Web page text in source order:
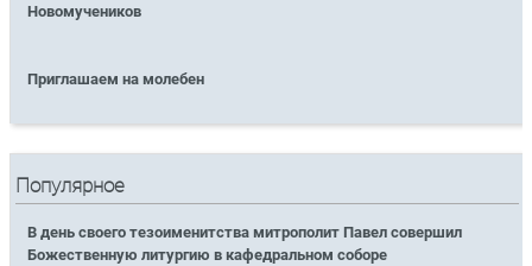
Новомучеников
Приглашаем на молебен
Популярное
В день своего тезоименитства митрополит Павел совершил
Божественную литургию в кафедральном соборе